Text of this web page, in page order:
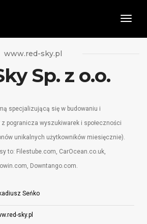
www.red-sky.pl
Sp. z o.o.
specjalizującą się w budowaniu i
pogranicza wyszukiwarek i społeczności
unikalnych użytkowników miesięcznie).
to: Filestube.com, CarOcean.co.uk,
Downtango.com.
Seńko
sky.pl